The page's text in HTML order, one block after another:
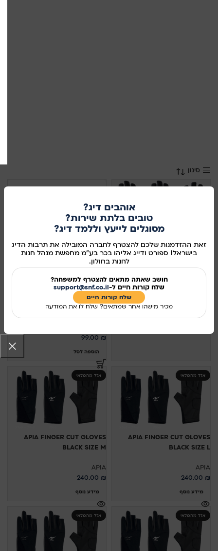
אוהבים דיג?
טובים בלתת שירות?
מסוגלים לייעץ וללמד דיג?
זאת ההזדמנות שלכם להצטרף לחברה המובילה את תרבות הדיג
בישראל! ספורט ודייג אליהו בכר בע"מ מחפשת מנהל חנות
לחנות בחולון.
חושב שאתה מתאים להצטרף למשפחה?
שלח קורות חיים ל-support@snf.co.il
שלח קורות חיים​
מכיר מישהו אחר שמתאים? שלח לו את המודעה
סינון
APIA WATER PROOF GLOVE
APIA
₪
אצבעון
99.00 ₪
הוספה לסל
אזל מהמלאי
APIA FINGER CUT GLOVES
BLACK SIZE L
APIA
240.00 ₪
מידע נוסף
אזל מהמלאי
APIA FINGER CUT GLOVES
BLACK SIZE M
APIA
240.00 ₪
מידע נוסף
אזל מהמלאי אזל מהמלאי